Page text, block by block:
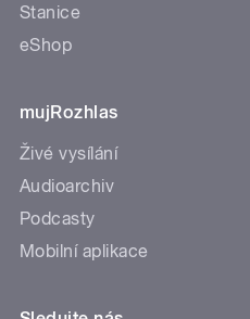
Stanice
eShop
mujRozhlas
Živé vysílání
Audioarchiv
Podcasty
Mobilní aplikace